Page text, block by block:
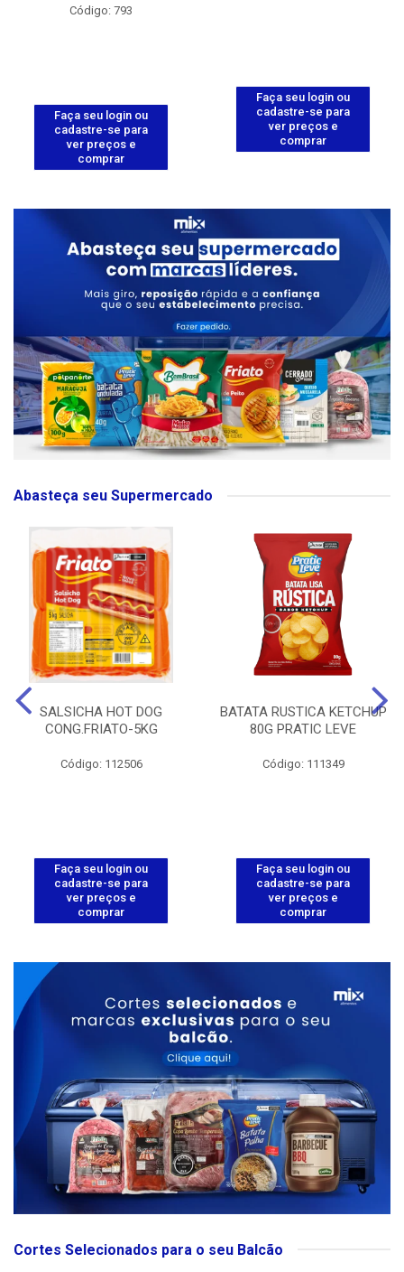
Código: 793
Faça seu login ou
cadastre-se para
ver preços e
comprar
Faça seu login ou
cadastre-se para
ver preços e
comprar
Abasteça seu Supermercado
SALSICHA HOT DOG
CONG.FRIATO-5KG
Código: 112506
Faça seu login ou
cadastre-se para
ver preços e
comprar
BATATA RUSTICA KETCHUP
80G PRATIC LEVE
Código: 111349
Faça seu login ou
cadastre-se para
ver preços e
comprar
Cortes Selecionados para o seu Balcão